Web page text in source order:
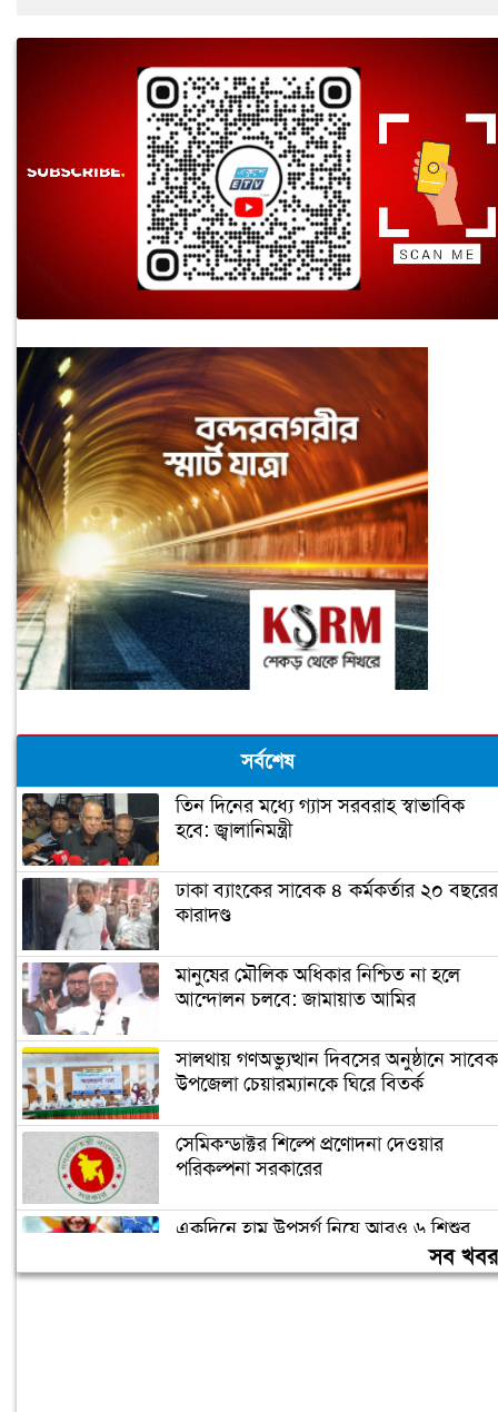
সর্বশেষ
তিন দিনের মধ্যে গ্যাস সরবরাহ স্বাভাবিক
হবে: জ্বালানিমন্ত্রী
ঢাকা ব্যাংকের সাবেক ৪ কর্মকর্তার ২০ বছরের
কারাদণ্ড
মানুষের মৌলিক অধিকার নিশ্চিত না হলে
আন্দোলন চলবে: জামায়াত আমির
সালথায় গণঅভ্যুত্থান দিবসের অনুষ্ঠানে সাবেক
উপজেলা চেয়ারম্যানকে ঘিরে বিতর্ক
সেমিকন্ডাক্টর শিল্পে প্রণোদনা দেওয়ার
পরিকল্পনা সরকারের
একদিনে হাম উপসর্গ নিয়ে আরও ৬ শিশুর
সব